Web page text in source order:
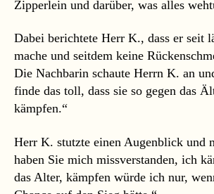
Zipperlein und darüber, was alles
Dabei berichtete Herr K., dass er seit
mache und seitdem keine
Die Nachbarin schaute Herrn K. an
finde das toll, dass sie so gegen das
kämpfen.“
Herr K. stutzte einen Augenblick und
haben Sie mich missverstanden, ich
das Alter, kämpfen würde ich nur,